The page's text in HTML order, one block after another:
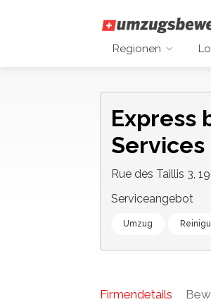
Regionen
Express
Services
Rue des Taillis 3,
Serviceangebot
Umzug
Firmendetails